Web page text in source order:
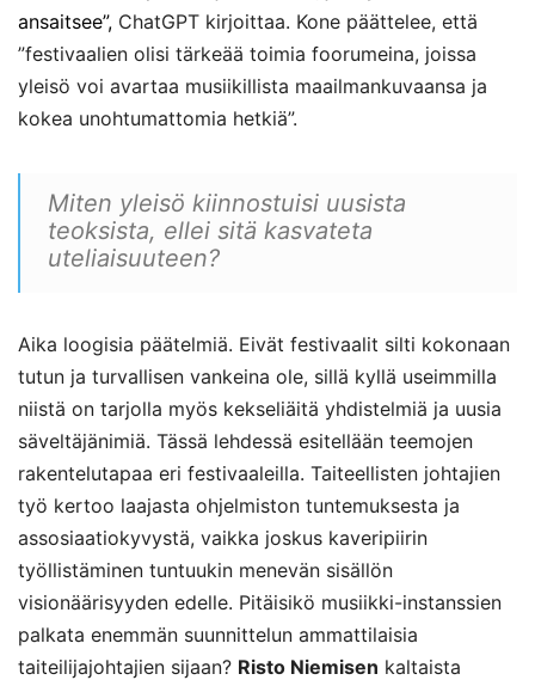
ansaitsee”, ChatGPT kirjoittaa. Kone päättelee, että
”festivaalien olisi tärkeää toimia foorumeina, joissa
yleisö voi avartaa musiikillista maailmankuvaansa ja
kokea unohtumattomia hetkiä”.
Miten yleisö kiinnostuisi uusista
teoksista, ellei sitä kasvateta
uteliaisuuteen?
Aika loogisia päätelmiä. Eivät festivaalit silti kokonaan
tutun ja turvallisen vankeina ole, sillä kyllä useimmilla
niistä on tarjolla myös kekseliäitä yhdistelmiä ja uusia
säveltäjänimiä. Tässä lehdessä esitellään teemojen
rakentelutapaa eri festivaaleilla. Taiteellisten johtajien
työ kertoo laajasta ohjelmiston tuntemuksesta ja
assosiaatiokyvystä, vaikka joskus kaveripiirin
työllistäminen tuntuukin menevän sisällön
visionäärisyyden edelle. Pitäisikö musiikki-instanssien
palkata enemmän suunnittelun ammattilaisia
taiteilijajohtajien sijaan? Risto Niemisen kaltaista